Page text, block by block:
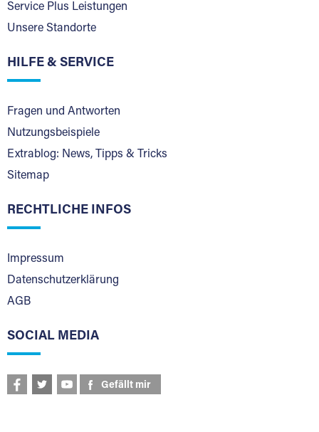
Service Plus Leistungen
Unsere Standorte
HILFE & SERVICE
Fragen und Antworten
Nutzungsbeispiele
Extrablog: News, Tipps & Tricks
Sitemap
RECHTLICHE INFOS
Impressum
Datenschutzerklärung
AGB
SOCIAL MEDIA
Gefällt mir